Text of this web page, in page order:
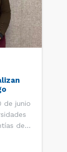
de junio
del